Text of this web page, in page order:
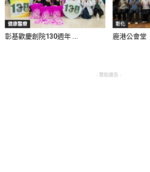
健康醫療
彰基歡慶創院130週年 ...
彰化
鹿港公會堂
- 贊助廣告 -